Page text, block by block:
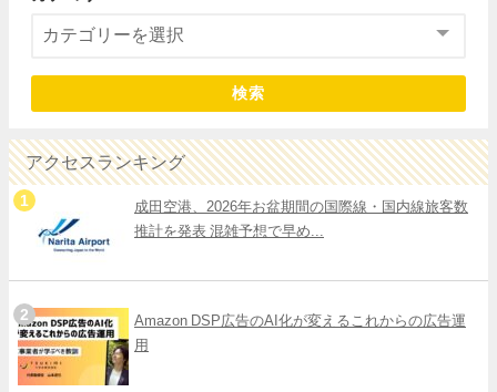
検索
アクセスランキング
成田空港、2026年お盆期間の国際線・国内線旅客数
推計を発表 混雑予想で早め...
Amazon DSP広告のAI化が変えるこれからの広告運
用